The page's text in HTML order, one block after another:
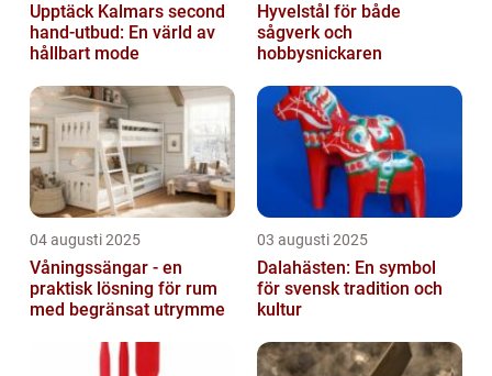
Upptäck Kalmars second
hand-utbud: En värld av
hållbart mode
Hyvelstål för både
sågverk och
hobbysnickaren
04 augusti 2025
Våningssängar - en
praktisk lösning för rum
med begränsat utrymme
03 augusti 2025
Dalahästen: En symbol
för svensk tradition och
kultur